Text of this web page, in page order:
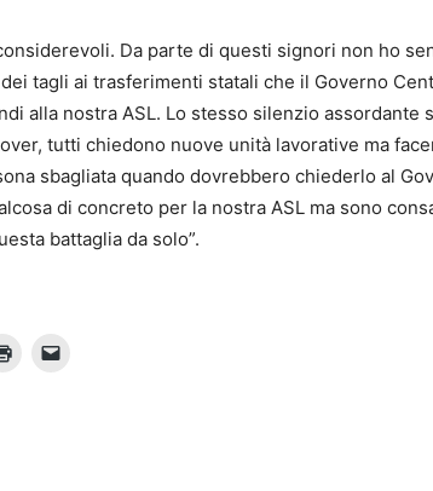
Da parte di questi signori non ho
tagli ai trasferimenti statali che il Governo
alla nostra ASL. Lo stesso silenzio assordante
tutti chiedono nuove unità lavorative ma
sbagliata quando dovrebbero chiederlo al
di concreto per la nostra ASL ma sono
battaglia da solo”.